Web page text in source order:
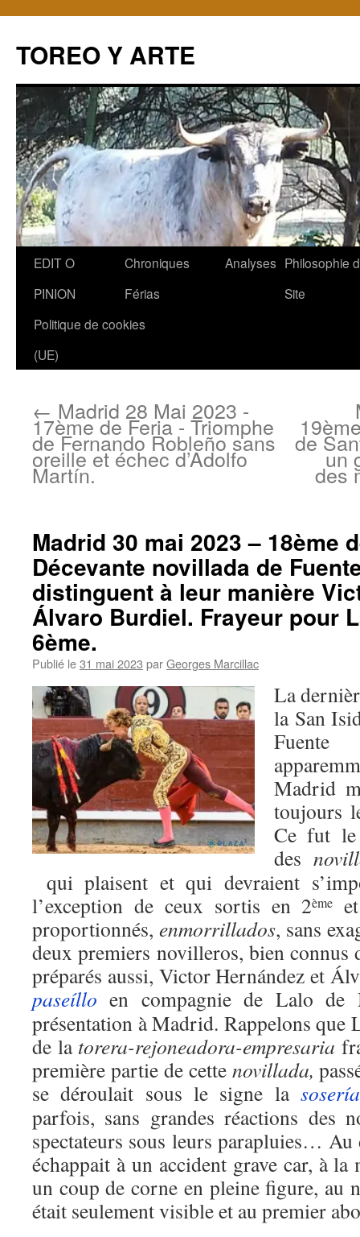
TOREO Y ARTE
Aller
contenu
EDIT O
PINION
Chroniques
Férias
Analyses Philosophie
Site
Politique de cookies
(UE)
← Madrid 28 Mai 2023 -
17ème de Feria - Triomphe
de Fernando Robleño sans
oreille et échec d’Adolfo
Martín.
de
un
des
Madrid 30 mai 2023 – 18ème
Décevante novillada de
distinguent à leur manière
Álvaro Burdiel. Frayeur pour
6ème.
Publié le31 mai 2023 parGeorges Marcillac
La
la San
Madrid
toujours
Ce fut le
des
qui plaisent et qui devraient
l’exception de ceux sortis en 2ème
proportionnés, enmorrillados, sans
deux premiers novilleros, bien connus
préparés aussi, Victor Hernández et
paseíllo en compagnie de Lalo de
présentation à Madrid. Rappelons que
de la torera-rejoneadora-empresaria
première partie de cette novillada,
se déroulait sous le signe la sosería
parfois, sans grandes réactions des
spectateurs sous leurs parapluies…
échappait à un accident grave car, à
un coup de corne en pleine figure, au
était seulement visible et au premier